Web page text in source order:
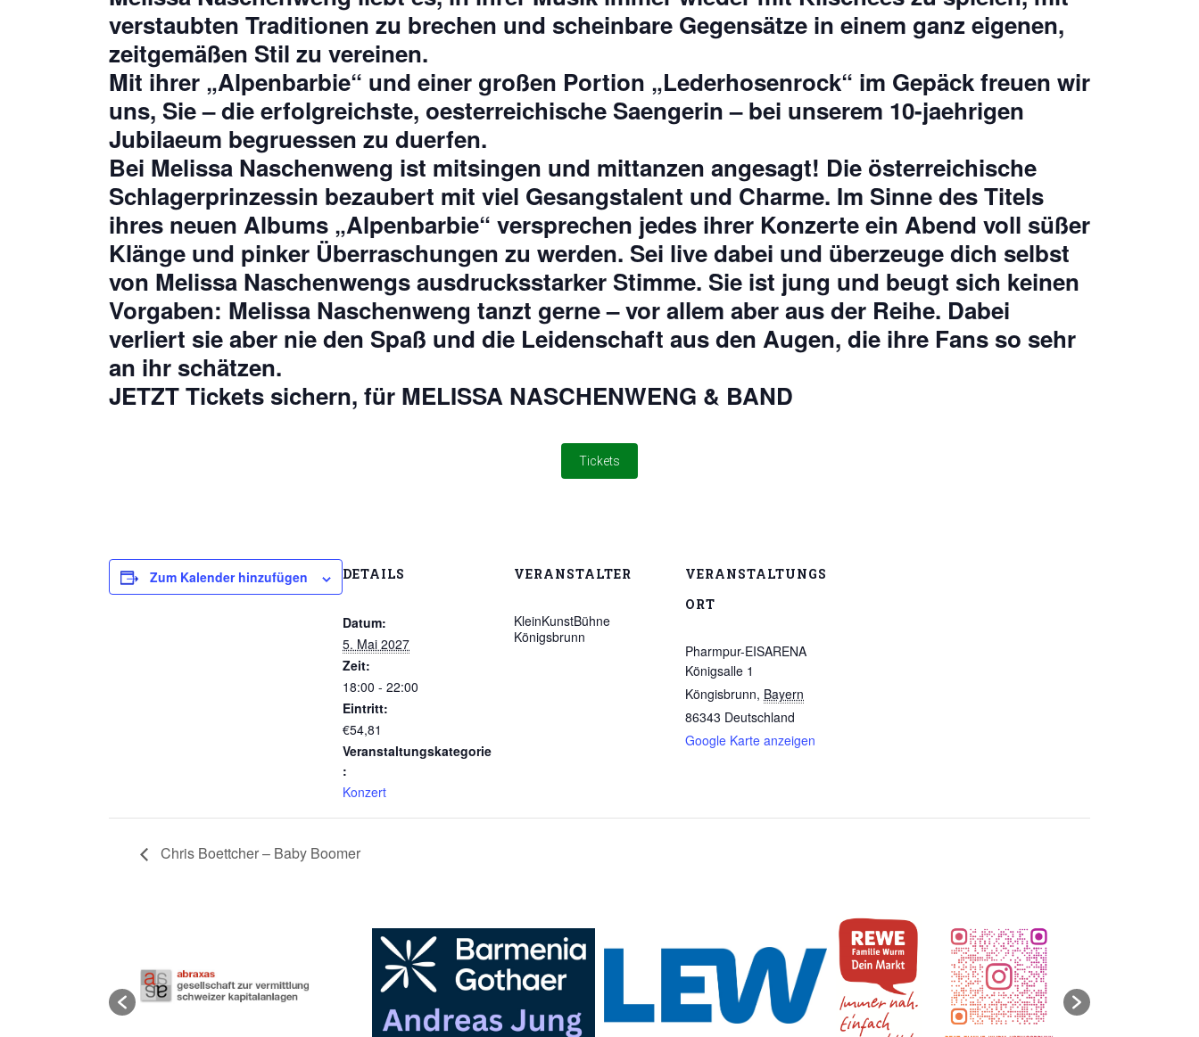
verstaubten Traditionen zu brechen und scheinbare Gegensätze in einem ganz eigenen,
zeitgemäßen Stil zu vereinen.
Mit ihrer „Alpenbarbie“ und einer großen Portion „Lederhosenrock“ im Gepäck freuen wir
uns, Sie – die erfolgreichste, oesterreichische Saengerin – bei unserem 10-jaehrigen
Jubilaeum begruessen zu duerfen.
Bei Melissa Naschenweng ist mitsingen und mittanzen angesagt! Die österreichische
Schlagerprinzessin bezaubert mit viel Gesangstalent und Charme. Im Sinne des Titels
ihres neuen Albums „Alpenbarbie“ versprechen jedes ihrer Konzerte ein Abend voll süßer
Klänge und pinker Überraschungen zu werden. Sei live dabei und überzeuge dich selbst
von Melissa Naschenwengs ausdrucksstarker Stimme. Sie ist jung und beugt sich keinen
Vorgaben: Melissa Naschenweng tanzt gerne – vor allem aber aus der Reihe. Dabei
verliert sie aber nie den Spaß und die Leidenschaft aus den Augen, die ihre Fans so sehr
an ihr schätzen.
JETZT Tickets sichern, für MELISSA NASCHENWENG & BAND
Tickets
Zum Kalender hinzufügen DETAILS
Datum:
5. Mai 2027
Zeit:
18:00 - 22:00
Eintritt:
€54,81
Veranstaltungskategorie
:
Konzert
VERANSTALTER
KleinKunstBühne
Königsbrunn
VERANSTALTUNGS
ORT
Pharmpur-EISARENA
Königsalle 1
Köngisbrunn, Bayern
86343 Deutschland
Google Karte anzeigen
Chris Boettcher – Baby Boomer